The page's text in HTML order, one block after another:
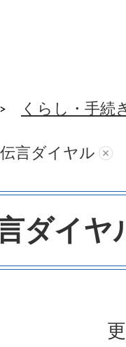
くらし・手続
言ダイヤル
ダイヤ